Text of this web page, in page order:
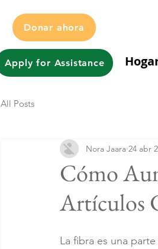
Donar ahora
Apply for Assistance
All Posts
Cómo
Artículos
Nora Jaara 24 abr
La fibra es una